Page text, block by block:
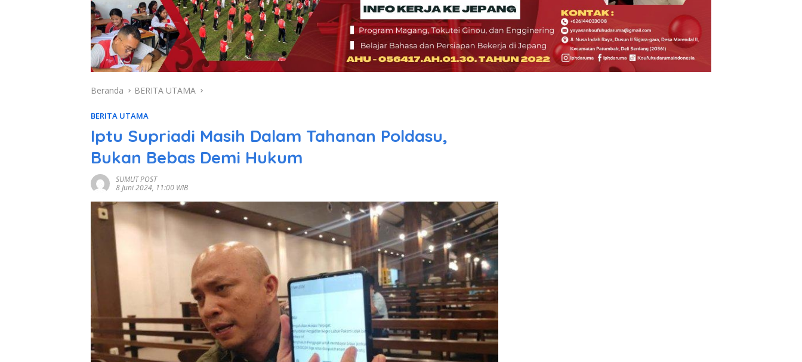
Beranda BERITA UTAMA
BERITA UTAMA
Iptu Supriadi Masih Dalam Tahanan Poldasu,
Bukan Bebas Demi Hukum
SUMUT POST
8 Juni 2024, 11:00 WIB